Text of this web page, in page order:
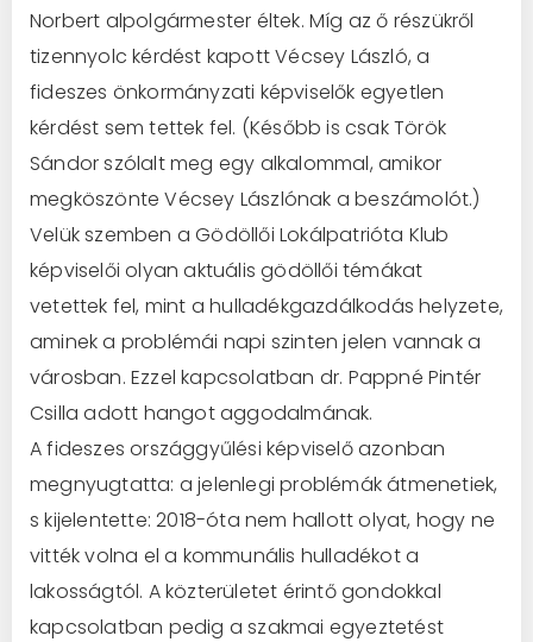
Norbert alpolgármester éltek. Míg az ő részükről
tizennyolc kérdést kapott Vécsey László, a
fideszes önkormányzati képviselők egyetlen
kérdést sem tettek fel. (Később is csak Török
Sándor szólalt meg egy alkalommal, amikor
megköszönte Vécsey Lászlónak a beszámolót.)
Velük szemben a Gödöllői Lokálpatrióta Klub
képviselői olyan aktuális gödöllői témákat
vetettek fel, mint a hulladékgazdálkodás helyzete,
aminek a problémái napi szinten jelen vannak a
városban. Ezzel kapcsolatban dr. Pappné Pintér
Csilla adott hangot aggodalmának.
A fideszes országgyűlési képviselő azonban
megnyugtatta: a jelenlegi problémák átmenetiek,
s kijelentette: 2018-óta nem hallott olyat, hogy ne
vitték volna el a kommunális hulladékot a
lakosságtól. A közterületet érintő gondokkal
kapcsolatban pedig a szakmai egyeztetést